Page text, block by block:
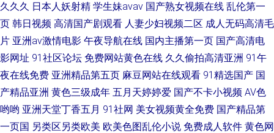
久久久 日本人妖射精 学生妹avav 国产熟女视频在线 乱伦第一
页 韩日视频 高清国产剧观看 人妻少妇视频二区 成人无码高清毛
片 亚洲av激情电影 午夜导航在线 国内主播第一页 国产高清电
影网址 91社区论坛 免费网站黄色在线 久久偷拍高清亚洲 91午
夜在线免费 亚洲精品第五页 麻豆网站在线观看 91精选国产 国
产精品亚洲 黄色三级成年 五月天婷婷爱 国产不卡小视频 AV色
哟哟 亚洲天堂丁香五月 91社网 美女视频黄全免费 国产精品第
一页国 另类区另类欧美 欧美色图乱伦小说 免费成人软件 黄色网